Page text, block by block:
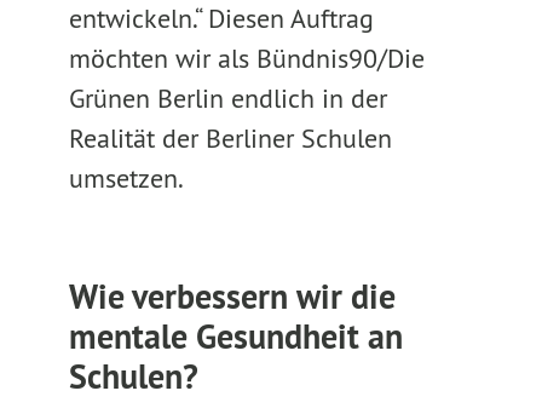
entwickeln.“ Diesen Auftrag
möchten wir als Bündnis90/Die
Grünen Berlin endlich in der
Realität der Berliner Schulen
umsetzen.
Wie verbessern wir die
mentale Gesundheit an
Schulen?